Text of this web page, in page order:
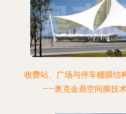
收费站、广场与停车棚膜结
——奥克金鼎空间膜技